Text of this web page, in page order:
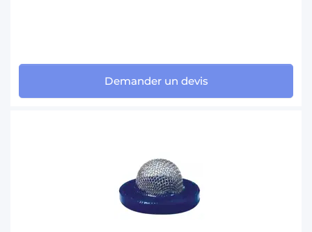
Demander un devis